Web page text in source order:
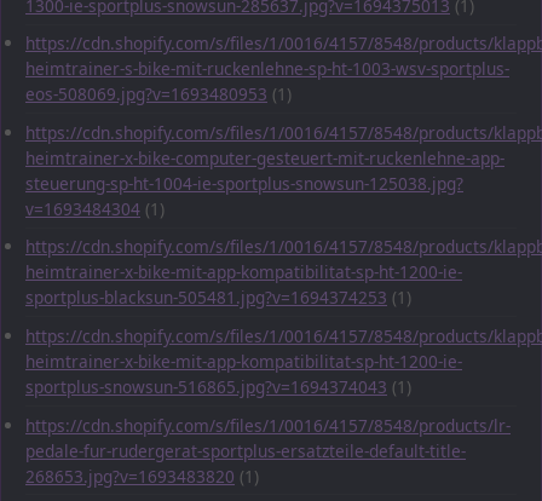
1300-ie-sportplus-snowsun-285637.jpg?v=1694375013 (1)
https://cdn.shopify.com/s/files/1/0016/4157/8548/products/
heimtrainer-s-bike-mit-ruckenlehne-sp-ht-1003-wsv-sportplus-
eos-508069.jpg?v=1693480953 (1)
https://cdn.shopify.com/s/files/1/0016/4157/8548/products/
heimtrainer-x-bike-computer-gesteuert-mit-ruckenlehne-app-
steuerung-sp-ht-1004-ie-sportplus-snowsun-125038.jpg?
v=1693484304 (1)
https://cdn.shopify.com/s/files/1/0016/4157/8548/products/
heimtrainer-x-bike-mit-app-kompatibilitat-sp-ht-1200-ie-
sportplus-blacksun-505481.jpg?v=1694374253 (1)
https://cdn.shopify.com/s/files/1/0016/4157/8548/products/
heimtrainer-x-bike-mit-app-kompatibilitat-sp-ht-1200-ie-
sportplus-snowsun-516865.jpg?v=1694374043 (1)
https://cdn.shopify.com/s/files/1/0016/4157/8548/products/lr-
pedale-fur-rudergerat-sportplus-ersatzteile-default-title-
268653.jpg?v=1693483820 (1)